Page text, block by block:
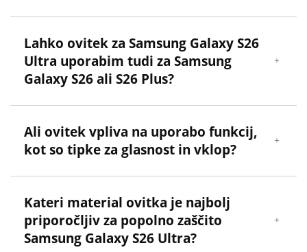
Lahko ovitek za Samsung Galaxy S26
Ultra uporabim tudi za Samsung
Galaxy S26 ali S26 Plus?
Ali ovitek vpliva na uporabo funkcij,
kot so tipke za glasnost in vklop?
Kateri material ovitka je najbolj
priporočljiv za popolno zaščito
Samsung Galaxy S26 Ultra?